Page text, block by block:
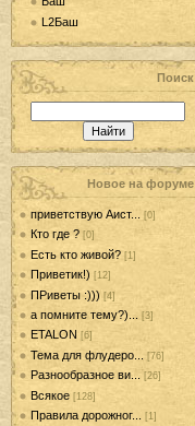
L2Баш
Поиск
Новое на форуме
приветствую Аист... [0]
Кто где ? [0]
Есть кто живой? [1]
Приветик!) [12]
ПРиветы :))) [4]
а помните тему?)... [3]
ETALON [6]
Тема для флудеро... [76]
Разнообразное ви... [26]
Всякое [128]
Правила дорожног... [1]